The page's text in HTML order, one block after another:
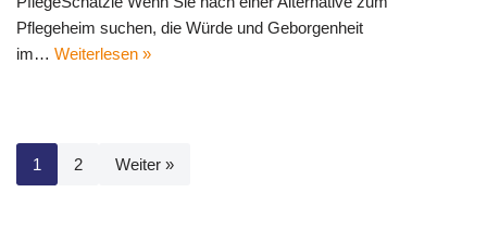
Pflegeheim suchen, die Würde und Geborgenheit
im… Weiterlesen »
1 2 Weiter »